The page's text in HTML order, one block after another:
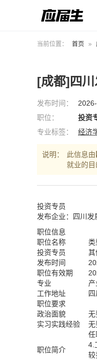
当前位置： 首页 »
[成都]四川
发布时间：
职位：
投资
专业标签：
经济
说明： 此信息由
就业的
投资专员
发布企业：四川发
职位信息
职位名称
类
投资专员
其
发布时间
职位有效期
专业
工作地址
职位要求
政治面貌
无
实习实践经验
无
职位简介
任
4.
较